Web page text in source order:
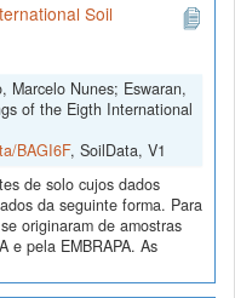
Soil
Marcelo Nunes; Eswaran,
of the Eigth International
BAGI6F, SoilData, V1
de solo cujos dados
da seguinte forma. Para
originaram de amostras
e pela EMBRAPA. As